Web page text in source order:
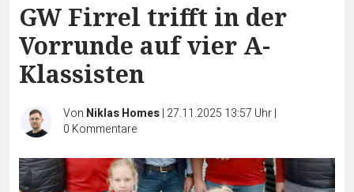
GW Firrel trifft in der
Vorrunde auf vier A-
Klassisten
Von Niklas Homes| 27.11.2025 13:57 Uhr|
0 Kommentare